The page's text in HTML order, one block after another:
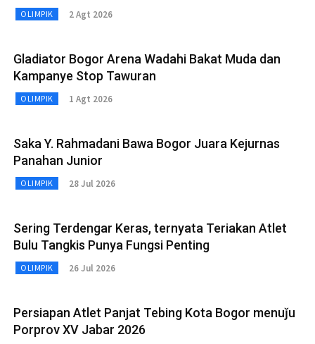
OLIMPIK 2 Agt 2026
Gladiator Bogor Arena Wadahi Bakat Muda dan
Kampanye Stop Tawuran
OLIMPIK 1 Agt 2026
Saka Y. Rahmadani Bawa Bogor Juara Kejurnas
Panahan Junior
OLIMPIK 28 Jul 2026
Sering Terdengar Keras, ternyata Teriakan Atlet
Bulu Tangkis Punya Fungsi Penting
OLIMPIK 26 Jul 2026
Persiapan Atlet Panjat Tebing Kota Bogor menuǰu
Porprov XV Jabar 2026